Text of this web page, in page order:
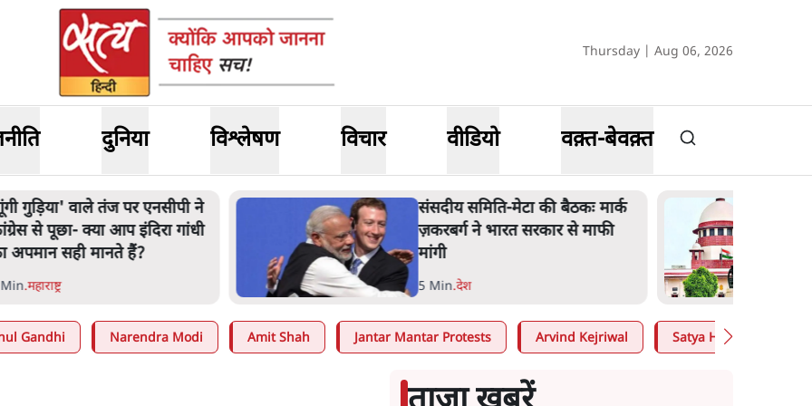
Thursday | Aug 06, 2026
दुनिया विश्लेषण विचार वीडियो वक़्त-बेवक़्त
समिति-मेटा की बैठकः मार्क
ने भारत सरकार से माफी
.देश
जंतर-मंतर प्रोटेस्ट- 'ताकतवर सरकार
के नाम पर आक्रामकता न दिखाए
पुलिस, जेन जी को सुने': SC
5 Min.देश
Gandhi Narendra Modi Amit Shah Jantar Mantar Protests Arvind Kejriwal Satya Hindi